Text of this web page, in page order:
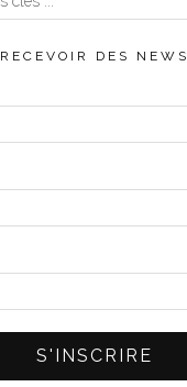
RECEVOIR DES NEWS